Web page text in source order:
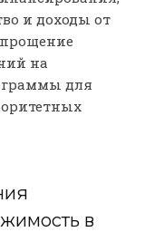
и доходы от
на
для
в